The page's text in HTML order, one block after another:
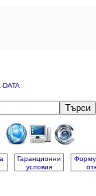
Търси
Гаранционни
условия